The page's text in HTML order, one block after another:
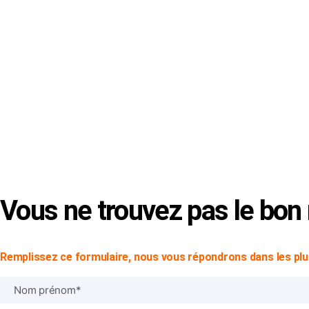
Vous ne trouvez pas le
Remplissez ce formulaire, nous vous répondrons dans les